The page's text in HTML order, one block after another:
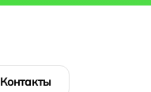
Контакты